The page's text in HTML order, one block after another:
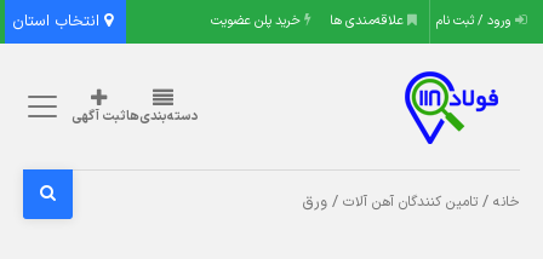
انتخاب استان ورود / ثبت نام علاقه‌مندی ها خرید پلن عضویت
دسته‌بندی‌هاثبت آگهی
خانه /تامین کنندگان آهن آلات / ورق